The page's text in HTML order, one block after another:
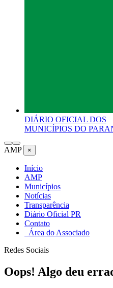
DIÁRIO OFICIAL DOS
MUNICÍPIOS DO
AMP ×
Início
AMP
Municípios
Notícias
Transparência
Diário Oficial PR
Contato
Área do Associado
Redes Sociais
Oops! Algo deu